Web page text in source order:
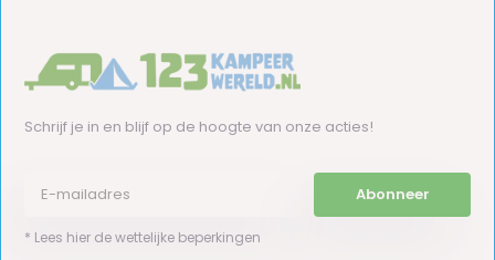
Schrijf je in en blijf op de hoogte van onze acties!
Abonneer
* Lees hier de wettelijke beperkingen